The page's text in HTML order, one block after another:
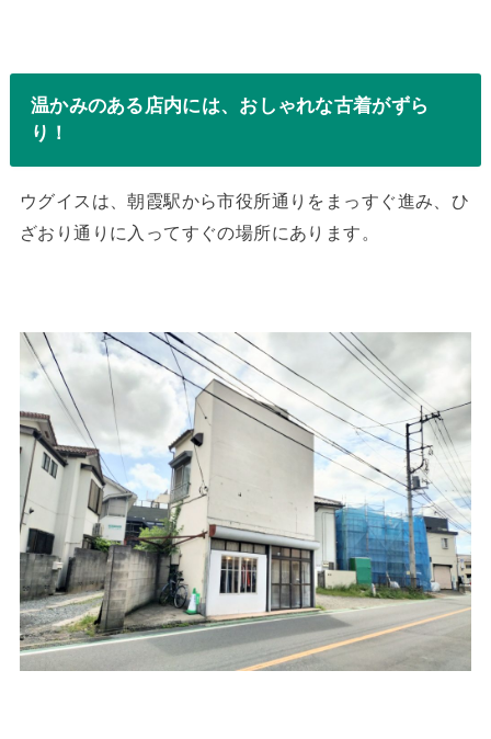
温かみのある店内には、おしゃれな古着がずら
り！
ウグイスは、朝霞駅から市役所通りをまっすぐ進み、ひ
ざおり通りに入ってすぐの場所にあります。